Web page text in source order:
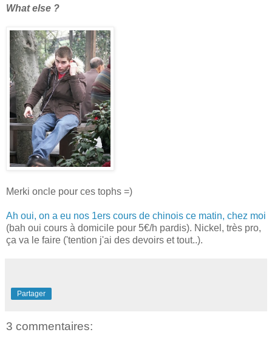
What else ?
Merki oncle pour ces tophs =)
Ah oui, on a eu nos 1ers cours de chinois ce matin, chez moi
(bah oui cours à domicile pour 5€/h pardis). Nickel, très pro,
ça va le faire ('tention j'ai des devoirs et tout..).
Partager
3 commentaires: